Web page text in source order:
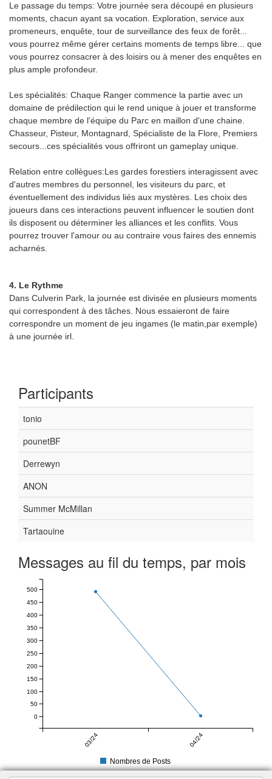
Le passage du temps: Votre journée sera découpé en plusieurs
moments, chacun ayant sa vocation. Exploration, service aux
promeneurs, enquête, tour de surveillance des feux de forêt...
vous pourrez même gérer certains moments de temps libre... que
vous pourrez consacrer à des loisirs ou à mener des enquêtes en
plus ample profondeur.
Les spécialités: Chaque Ranger commence la partie avec un
domaine de prédilection qui le rend unique à jouer et transforme
chaque membre de l'équipe du Parc en maillon d'une chaine.
Chasseur, Pisteur, Montagnard, Spécialiste de la Flore, Premiers
secours...ces spécialités vous offriront un gameplay unique.
Relation entre collègues:Les gardes forestiers interagissent avec
d'autres membres du personnel, les visiteurs du parc, et
éventuellement des individus liés aux mystères. Les choix des
joueurs dans ces interactions peuvent influencer le soutien dont
ils disposent ou déterminer les alliances et les conflits. Vous
pourrez trouver l'amour ou au contraire vous faires des ennemis
acharnés.
4. Le Rythme
Dans Culverin Park, la journée est divisée en plusieurs moments
qui correspondent à des tâches. Nous essaieront de faire
correspondre un moment de jeu ingames (le matin,par exemple)
à une journée irl.
Participants
tonio
pounetBF
Derrewyn
ANON
Summer McMillan
Tartaouine
Messages au fil du temps, par mois
03/24 04/24
0
50
100
150
200
250
300
350
400
450
500
Nombres de Posts